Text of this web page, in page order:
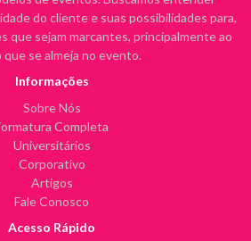
do cliente e suas possibilidades para,
que sejam marcantes, principalmente ao
que se almeja no evento.
Informações
Sobre Nós
Completa
Universitários
Corporativo
Artigos
Fale Conosco
Acesso Rápido